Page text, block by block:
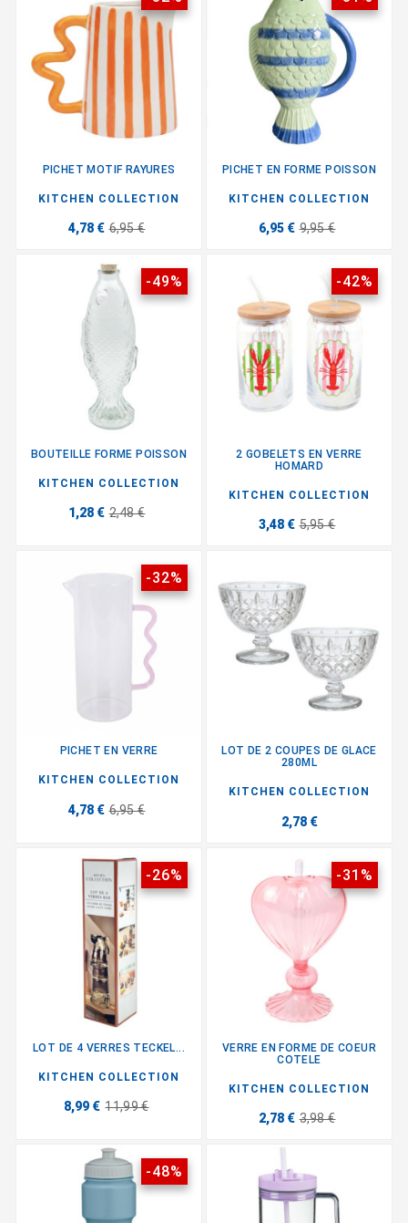
PICHET MOTIF RAYURES
KITCHEN COLLECTION
4,78 € 6,95 €
PICHET EN FORME POISSON
KITCHEN COLLECTION
6,95 € 9,95 €
-49%
BOUTEILLE FORME POISSON
KITCHEN COLLECTION
1,28 € 2,48 €
-42%
2 GOBELETS EN VERRE
HOMARD
KITCHEN COLLECTION
3,48 € 5,95 €
-32%
PICHET EN VERRE
KITCHEN COLLECTION
4,78 € 6,95 €
LOT DE 2 COUPES DE GLACE
280ML
KITCHEN COLLECTION
2,78 €
-26%
LOT DE 4 VERRES TECKEL...
KITCHEN COLLECTION
8,99 € 11,99 €
-31%
VERRE EN FORME DE COEUR
COTELE
KITCHEN COLLECTION
2,78 € 3,98 €
-48%